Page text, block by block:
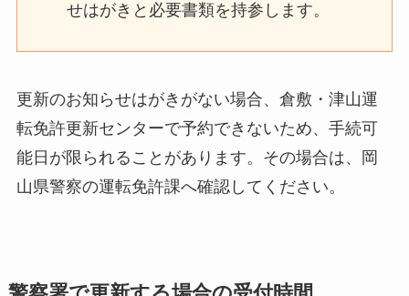
せはがきと必要書類を持参します。
更新のお知らせはがきがない場合、倉敷・津山運
転免許更新センターで予約できないため、手続可
能日が限られることがあります。その場合は、岡
山県警察の運転免許課へ確認してください。